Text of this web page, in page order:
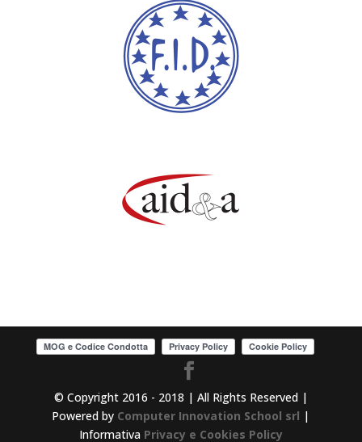
© Copyright 2016 - 2018 | All Rights Reserved |
Powered by Computer Innovation School srl |
Informativa Privacy e Cookies Policy